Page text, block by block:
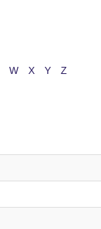
W X Y Z